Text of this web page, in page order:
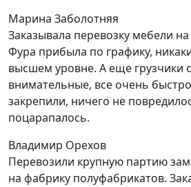
Марина Заболотняя
Заказывала перевозку мебели
Фура прибыла по графику,
высшем уровне. А еще грузчики
внимательные, все очень
закрепили, ничего не
поцарапалось.
Владимир Орехов
Перевозили крупную партию
на фабрику полуфабрикатов.